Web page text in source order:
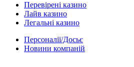
Перевірені казино
Лайв казино
Легальні казино
Персоналії/Досьє
Новини компаній